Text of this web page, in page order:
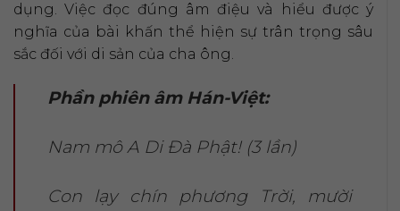
dụng. Việc đọc đúng âm điệu và hiểu được ý
nghĩa của bài khấn thể hiện sự trân trọng sâu
sắc đối với di sản của cha ông.
Phần phiên âm Hán-Việt:
Nam mô A Di Đà Phật! (3 lần)
Con lạy chín phương Trời, mười